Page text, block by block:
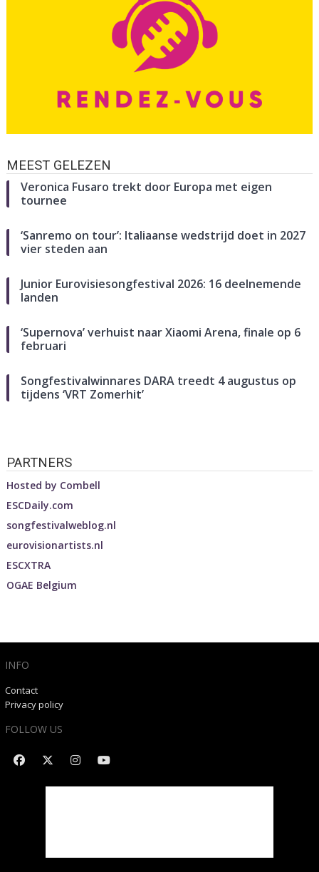
MEEST GELEZEN
Veronica Fusaro trekt door Europa met eigen
tournee
‘Sanremo on tour’: Italiaanse wedstrijd doet in 2027
vier steden aan
Junior Eurovisiesongfestival 2026: 16 deelnemende
landen
‘Supernova’ verhuist naar Xiaomi Arena, finale op 6
februari
Songfestivalwinnares DARA treedt 4 augustus op
tijdens ‘VRT Zomerhit’
PARTNERS
Hosted by Combell
ESCDaily.com
songfestivalweblog.nl
eurovisionartists.nl
ESCXTRA
OGAE Belgium
INFO
Contact
Privacy policy
FOLLOW US